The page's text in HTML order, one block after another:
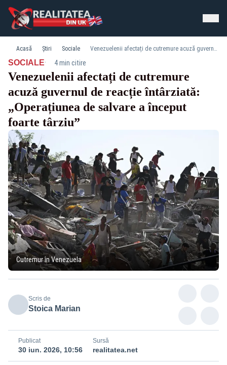
Acasă Știri Sociale Venezuelenii afectați de cutremure acuză guvernul de reacție întârziată: „Operațiunea de salvare a început foarte târziu”
SOCIALE· 4 min citire
Venezuelenii afectați de cutremure
acuză guvernul de reacție întârziată:
„Operațiunea de salvare a început
foarte târziu”
Cutremur în Venezuela
Scris de
Stoica Marian
Publicat
30 iun. 2026, 10:56
Sursă
realitatea.net